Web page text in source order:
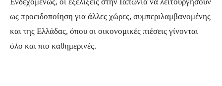
ως προειδοποίηση για άλλες χώρες, συμπεριλαμβανομένης
και της Ελλάδας, όπου οι οικονομικές πιέσεις γίνονται
όλο και πιο καθημερινές.